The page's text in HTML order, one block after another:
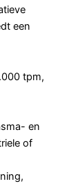
een
tpm,
en
of